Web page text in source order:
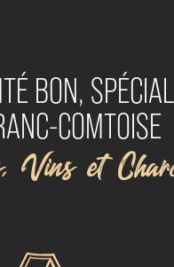
BON,
COMTOISE
Vins et